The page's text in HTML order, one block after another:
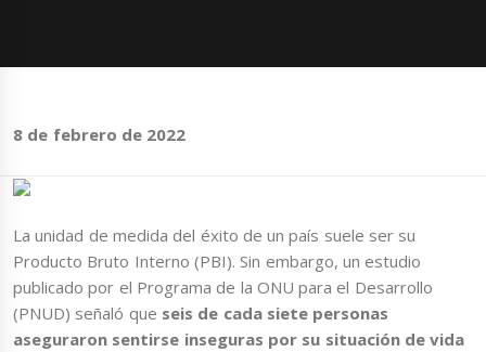
8 de febrero de 2022
La unidad de medida del éxito de un país suele ser su
Producto Bruto Interno (PBI). Sin embargo, un estudio
publicado por el Programa de la ONU para el Desarrollo
(PNUD) señaló que seis de cada siete personas
aseguraron sentirse inseguras por su situación de vida